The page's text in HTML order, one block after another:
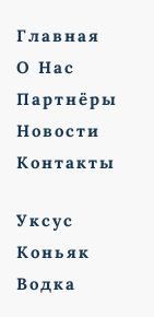
Главная
О Нас
Партнёры
Новости
Контакты
Уксус
Коньяк
Водка